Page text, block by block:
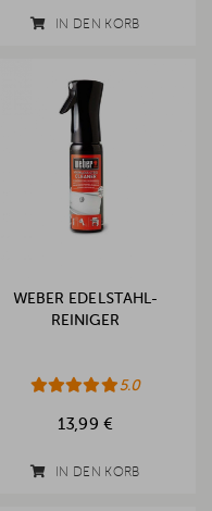
IN DEN KORB
WEBER EDELSTAHL-
REINIGER
5.0
13,99 €
IN DEN KORB